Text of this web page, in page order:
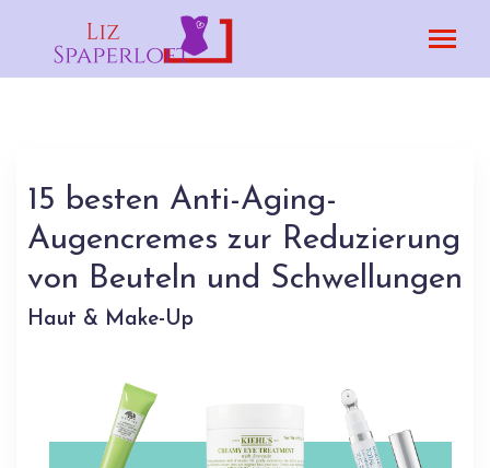
15 besten Anti-Aging-
Augencremes zur Reduzierung
von Beuteln und Schwellungen
Haut & Make-Up